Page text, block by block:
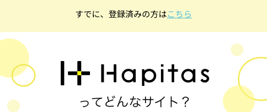
すでに、登録済みの方はこちら